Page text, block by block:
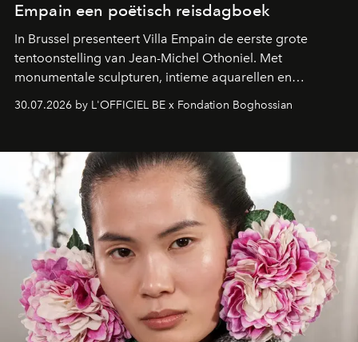
Empain een poëtisch reisdagboek
In Brussel presenteert Villa Empain de eerste grote
tentoonstelling van Jean-Michel Othoniel. Met
monumentale sculpturen, intieme aquarellen en
een emotionele reis waarin elk werk de herinnering
moment van verwondering.
30.07.2026 by L'OFFICIEL BE x Fondation Boghossian